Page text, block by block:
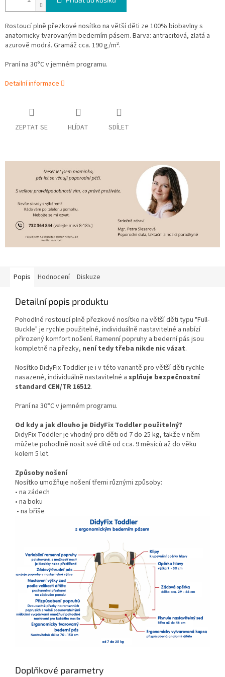
Rostoucí plně přezkové nosítko na větší děti ze 100% biobavlny s
anatomicky tvarovaným bederním pásem. Barva: antracitová, zlatá a
azurově modrá. Gramáž cca. 190 g/m².
Praní na 30°C v jemném programu.
Detailní informace
ZEPTAT SE HLÍDAT SDÍLET
Popis Hodnocení Diskuze
Detailní popis produktu
Pohodlné rostoucí plně přezkové nosítko na větší děti typu "Full-
Buckle" je rychle použitelné, individuálně nastavitelné a nabízí
přirozený komfort nošení. Ramenní popruhy a bederní pás jsou
kompletně na přezky, není tedy třeba nikde nic vázat.
Nosítko DidyFix Toddler je i v této variantě pro větší děti rychle
nasazené, individuálně nastavitelné a splňuje bezpečnostní
standard CEN/TR 16512.
Praní na 30°C v jemném programu.
Od kdy a jak dlouho je DidyFix Toddler použitelný?
DidyFix Toddler je vhodný pro děti od 7 do 25 kg, takže v něm
můžete pohodlně nosit své dítě od cca. 9 měsíců až do věku
kolem 5 let.
Způsoby nošení
Nosítko umožňuje nošení třemi různými způsoby:
• na zádech
• na boku
• na břiše
Doplňkové parametry